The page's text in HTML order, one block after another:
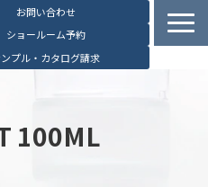
お問い合わせ
ショールーム予約
プル・カタログ請求
の特長
100ML